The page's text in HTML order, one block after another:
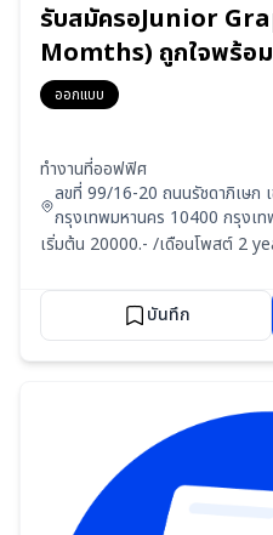
รับสมัครอJunior
Momths) ถูกใจพร้อ
ออกแบบ
ทำงานที่ออฟฟิศ
ลขที่ 99/16-20 ถนนรัชดาภิเษก
กรุงเทพมหานคร 10400 กรุงเท
เริ่มต้น 20000.- /เดือนโพสต์ 2
บันทึก